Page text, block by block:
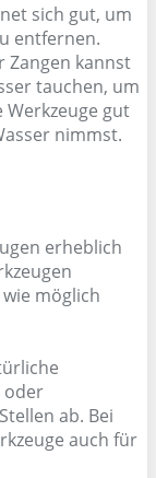
sich gut, um
entfernen.
Zangen kannst
tauchen, um
Werkzeuge gut
nimmst.
erheblich
möglich
oder
ab. Bei
auch für